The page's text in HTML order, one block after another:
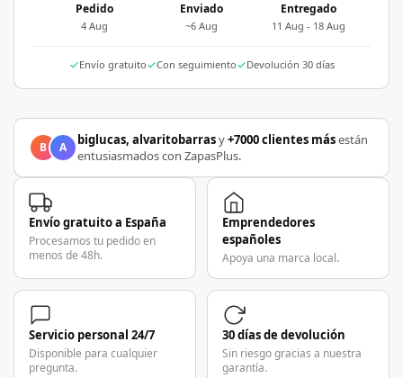
Pedido
4 Aug
Enviado
~6 Aug
Entregado
11 Aug - 18 Aug
Envío gratuito Con seguimiento Devolución 30 días
B A biglucas, alvaritobarrasy+7000 clientes másestán
entusiasmados con ZapasPlus.
Envío gratuito a España
Procesamos tu pedido en
menos de 48h.
Emprendedores
españoles
Apoya una marca local.
Servicio personal 24/7
Disponible para cualquier
pregunta.
30 días de devolución
Sin riesgo gracias a nuestra
garantía.